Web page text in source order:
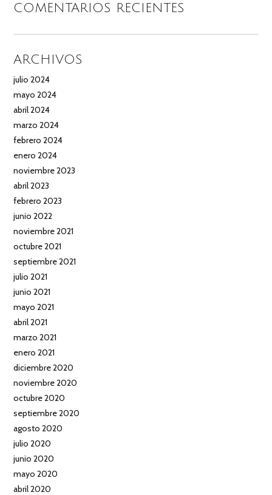
COMENTARIOS RECIENTES
ARCHIVOS
julio 2024
mayo 2024
abril 2024
marzo 2024
febrero 2024
enero 2024
noviembre 2023
abril 2023
febrero 2023
junio 2022
noviembre 2021
octubre 2021
septiembre 2021
julio 2021
junio 2021
mayo 2021
abril 2021
marzo 2021
enero 2021
diciembre 2020
noviembre 2020
octubre 2020
septiembre 2020
agosto 2020
julio 2020
junio 2020
mayo 2020
abril 2020